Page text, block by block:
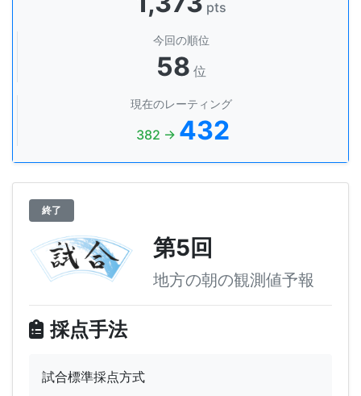
pts
今回の順位
58 位
現在のレーティング
382 → 432
終了
第5回
地方の朝の観測値予報
採点手法
試合標準採点方式